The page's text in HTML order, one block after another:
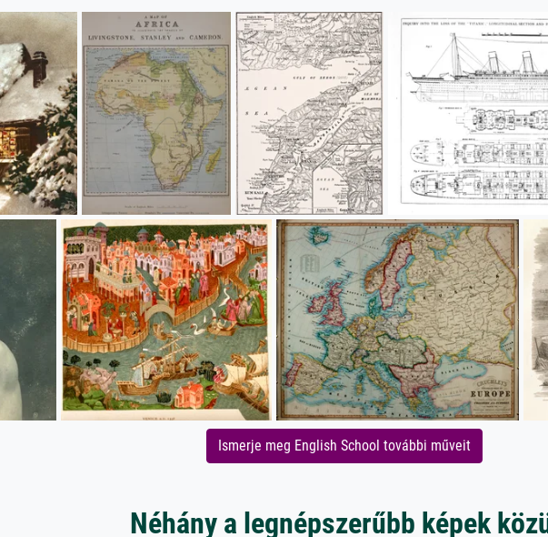
Ismerje meg English School további műveit
Néhány a legnépszerűbb képek